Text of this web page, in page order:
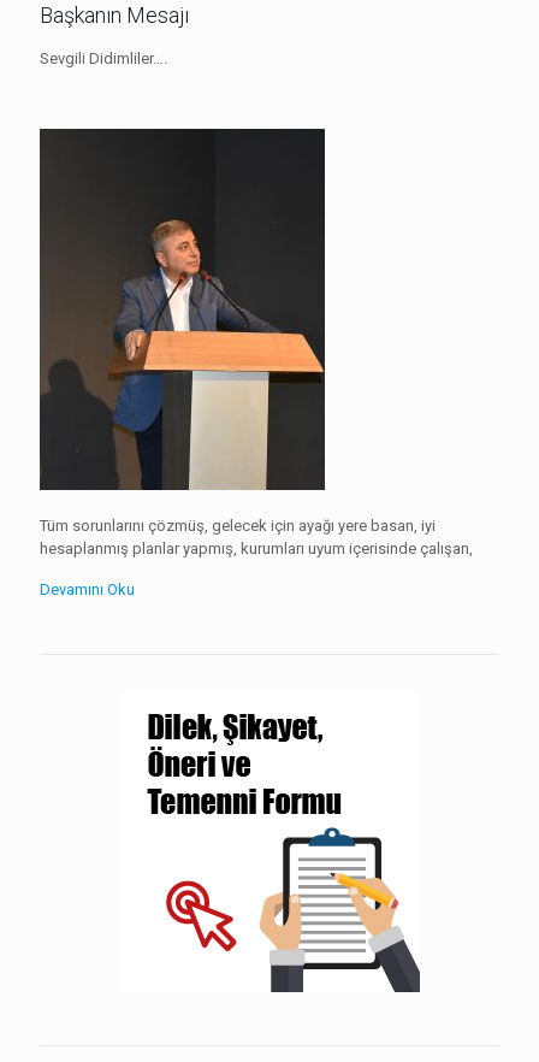
Başkanın Mesajı
Sevgili Didimliler….
Tüm sorunlarını çözmüş, gelecek için ayağı yere basan, iyi
hesaplanmış planlar yapmış, kurumları uyum içerisinde çalışan,
Devamını Oku